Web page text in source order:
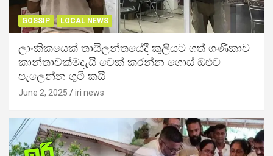
GOSSIP LOCAL NEWS
ලාංකිකයෙක් තායිලන්තයේදී කුලියට ගත් ගණිකාව
කාන්තාවක්මදැයි චෙක් කරන්න ගොස් ඔළුව
පැලෙන්න ගුටි කයි
June 2, 2025 iri news